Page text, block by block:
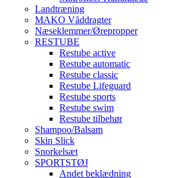
Landtræning
MAKO Våddragter
Næseklemmer/Ørepropper
RESTUBE
Restube active
Restube automatic
Restube classic
Restube Lifeguard
Restube sports
Restube swim
Restube tilbehør
Shampoo/Balsam
Skin Slick
Snorkelsæt
SPORTSTØJ
Andet beklædning